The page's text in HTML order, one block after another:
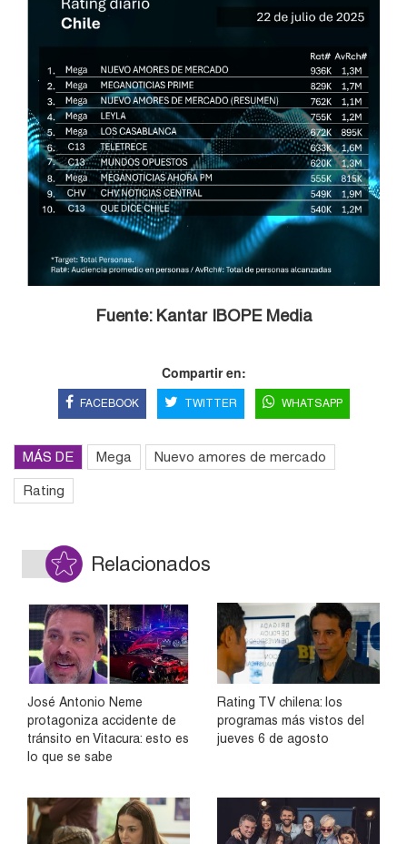
Fuente: Kantar IBOPE Media
Compartir en:
FACEBOOK TWITTER WHATSAPP
MÁS DE Mega Nuevo amores de mercado
Rating
Relacionados
José Antonio Neme
protagoniza accidente de
tránsito en Vitacura: esto es
lo que se sabe
Rating TV chilena: los
programas más vistos del
jueves 6 de agosto